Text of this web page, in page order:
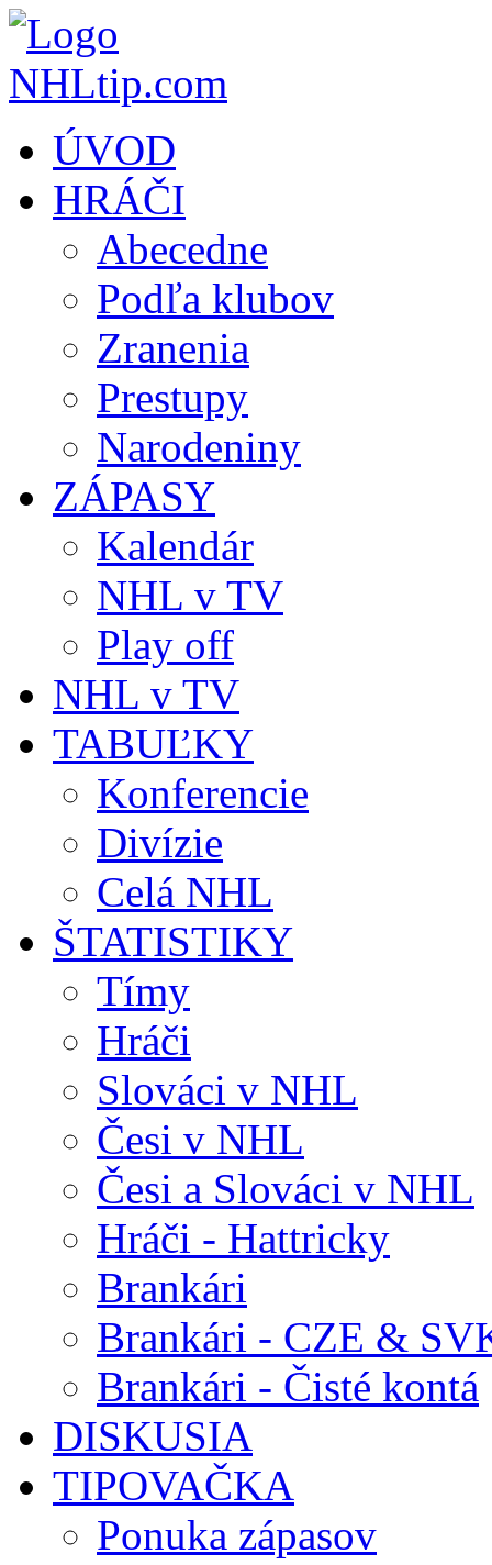
ÚVOD
HRÁČI
Abecedne
Podľa klubov
Zranenia
Prestupy
Narodeniny
ZÁPASY
Kalendár
NHL v TV
Play off
NHL v TV
TABUĽKY
Konferencie
Divízie
Celá NHL
ŠTATISTIKY
Tímy
Hráči
Slováci v NHL
Česi v NHL
Česi a Slováci v NHL
Hráči - Hattricky
Brankári
Brankári - CZE &
Brankári - Čisté kontá
DISKUSIA
TIPOVAČKA
Ponuka zápasov